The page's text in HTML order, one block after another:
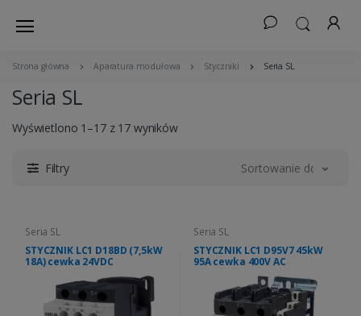
Strona główna Aparatura modułowa Styczniki Seria SL
Seria SL
Wyświetlono 1–17 z 17 wyników
Filtry Sortowanie domyślne
Seria SL
STYCZNIK LC1 D18BD (7,5kW
18A) cewka 24VDC
Seria SL
STYCZNIK LC1 D95V7 45kW
95A cewka 400V AC